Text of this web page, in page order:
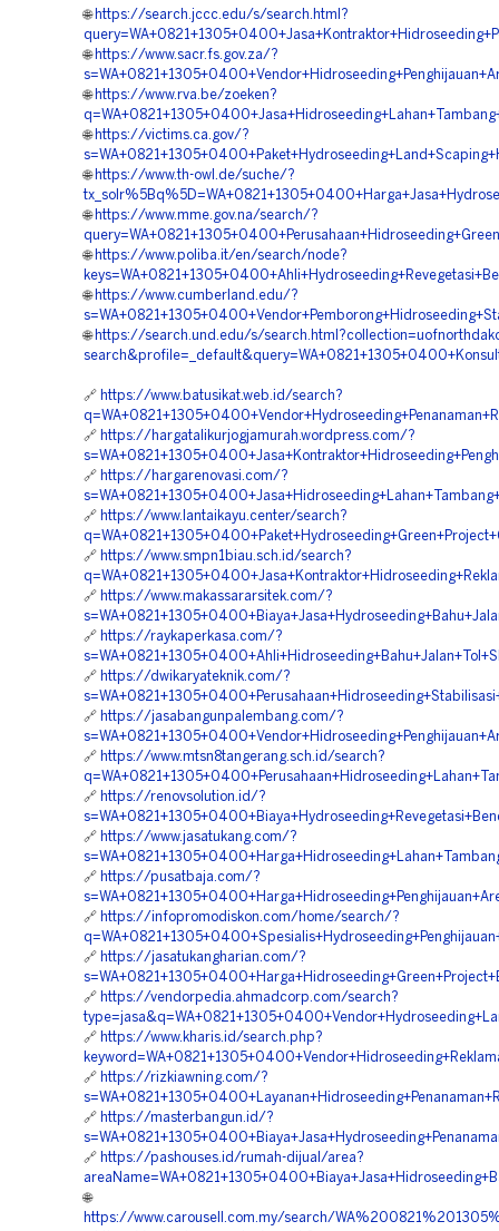
🌐 https://search.jccc.edu/s/search.html?
🌐 https://www.sacr.fs.gov.za/?
🌐 https://www.rva.be/zoeken?
🌐 https://victims.ca.gov/?
🌐 https://www.th-owl.de/suche/?
🌐 https://www.mme.gov.na/search/?
🌐 https://www.poliba.it/en/search/node?
🌐 https://www.cumberland.edu/?
🌐 https://search.und.edu/s/
🔗 https://www.batusikat.web.id/search?
🔗 https://hargatalikurjogjamurah.wordpress.com/?
🔗 https://hargarenovasi.com/?
🔗 https://www.lantaikayu.center/search?
🔗 https://www.smpn1biau.sch.id/search?
🔗 https://www.makassararsitek.com/?
🔗 https://raykaperkasa.com/?
🔗 https://dwikaryateknik.com/?
🔗 https://jasabangunpalembang.com/?
🔗 https://www.mtsn8tangerang.sch.id/search?
🔗 https://renovsolution.id/?
🔗 https://www.jasatukang.com/?
🔗 https://pusatbaja.com/?
🔗 https://infopromodiskon.com/home/search/?
🔗 https://jasatukangharian.com/?
🔗 https://vendorpedia.ahmadcorp.com/search?
🔗 https://www.kharis.id/search.php?
🔗 https://rizkiawning.com/?
🔗 https://masterbangun.id/?
🔗 https://pashouses.id/rumah-dijual/area?
🌐
https://www.carousell.com.my/search/